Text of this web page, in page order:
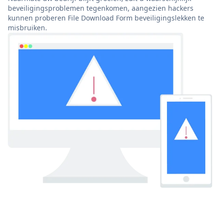
beveiligingsproblemen tegenkomen, aangezien hackers
kunnen proberen File Download Form beveiligingslekken te
misbruiken.